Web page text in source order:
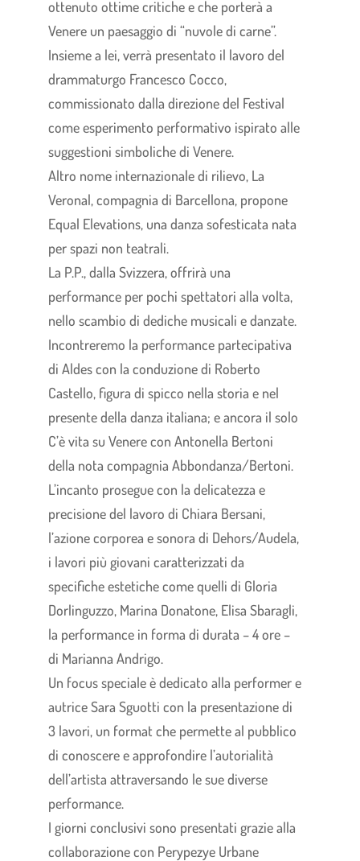
ottenuto ottime critiche e che porterà a
Venere un paesaggio di “nuvole di carne”.
Insieme a lei, verrà presentato il lavoro del
drammaturgo Francesco Cocco,
commissionato dalla direzione del Festival
come esperimento performativo ispirato alle
suggestioni simboliche di Venere.
Altro nome internazionale di rilievo, La
Veronal, compagnia di Barcellona, propone
Equal Elevations, una danza sofesticata nata
per spazi non teatrali.
La P.P., dalla Svizzera, offrirà una
performance per pochi spettatori alla volta,
nello scambio di dediche musicali e danzate.
Incontreremo la performance partecipativa
di Aldes con la conduzione di Roberto
Castello, figura di spicco nella storia e nel
presente della danza italiana; e ancora il solo
C’è vita su Venere con Antonella Bertoni
della nota compagnia Abbondanza/Bertoni.
L’incanto prosegue con la delicatezza e
precisione del lavoro di Chiara Bersani,
l’azione corporea e sonora di Dehors/Audela,
i lavori più giovani caratterizzati da
specifiche estetiche come quelli di Gloria
Dorlinguzzo, Marina Donatone, Elisa Sbaragli,
la performance in forma di durata – 4 ore –
di Marianna Andrigo.
Un focus speciale è dedicato alla performer e
autrice Sara Sguotti con la presentazione di
3 lavori, un format che permette al pubblico
di conoscere e approfondire l’autorialità
dell’artista attraversando le sue diverse
performance.
I giorni conclusivi sono presentati grazie alla
collaborazione con Perypezye Urbane